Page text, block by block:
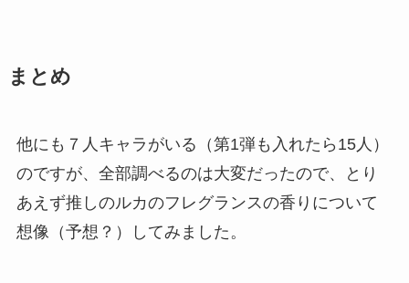
まとめ
他にも７人キャラがいる（第1弾も入れたら15人）
のですが、全部調べるのは大変だったので、とり
あえず推しのルカのフレグランスの香りについて
想像（予想？）してみました。